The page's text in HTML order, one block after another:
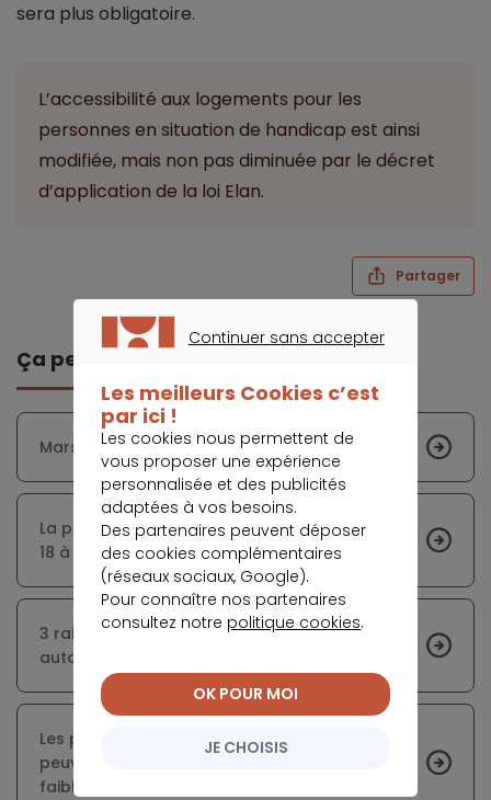
sera plus obligatoire.
L’accessibilité aux logements pour les
personnes en situation de handicap est ainsi
modifiée, mais non pas diminuée par le décret
d’application de la loi Elan.
Partager
Ça peut vous intéresser
Marseille : le marché immobilier se porte mieux
La pierre, une valeur phare pour les jeunes de
18 à 30 ans
3 raisons qui expliquent les cristallisations
autour de l’encadrement des loyers
Les propriétaires ayant un prêt en cours
peuvent aussi bénéficier des records de taux
faibles actuels
Continuer sans accepter
Les meilleurs Cookies c’est
par ici !
Les cookies nous permettent de
vous proposer une expérience
personnalisée et des publicités
adaptées à vos besoins.
Des partenaires peuvent déposer
des cookies complémentaires
(réseaux sociaux, Google).
Pour connaître nos partenaires
consultez notre politique cookies.
JE CHOISIS
OK POUR MOI